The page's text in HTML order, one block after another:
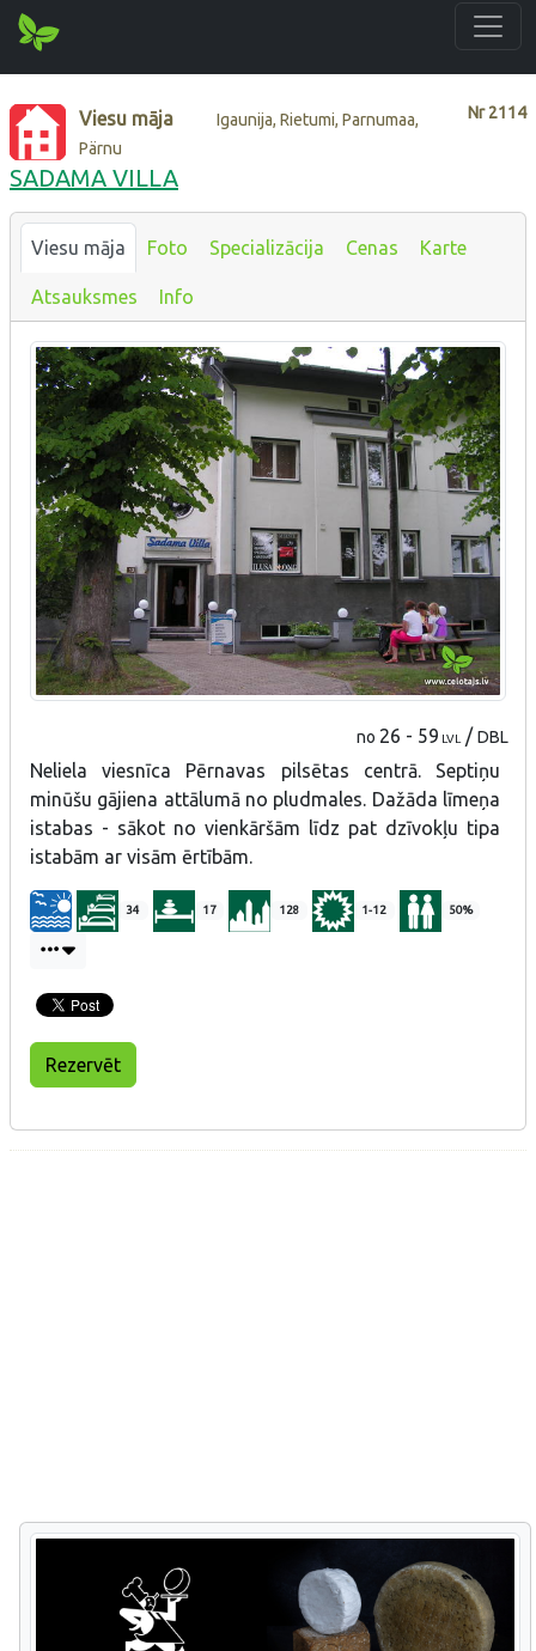
Nr2114
Viesu māja
Igaunija, Rietumi, Parnumaa,
Pärnu
SADAMA VILLA
Viesu māja Foto Specializācija Cenas Karte
Atsauksmes Info
no 26 - 59 LVL /DBL
Neliela viesnīca Pērnavas pilsētas centrā. Septiņu
minūšu gājiena attālumā no pludmales. Dažāda līmeņa
istabas - sākot no vienkāršām līdz pat dzīvokļu tipa
istabām ar visām ērtībām.
34 17 128 1-12 50%
Rezervēt